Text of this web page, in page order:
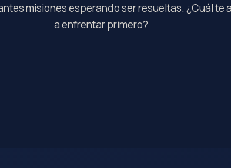
misiones esperando ser resueltas. ¿Cuál te
a enfrentar primero?